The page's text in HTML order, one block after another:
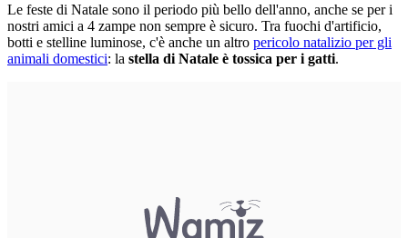
Le feste di Natale sono il periodo più bello dell'anno, anche se per i
nostri amici a 4 zampe non sempre è sicuro. Tra fuochi d'artificio,
botti e stelline luminose, c'è anche un altro pericolo natalizio per gli
animali domestici: la stella di Natale è tossica per i gatti.